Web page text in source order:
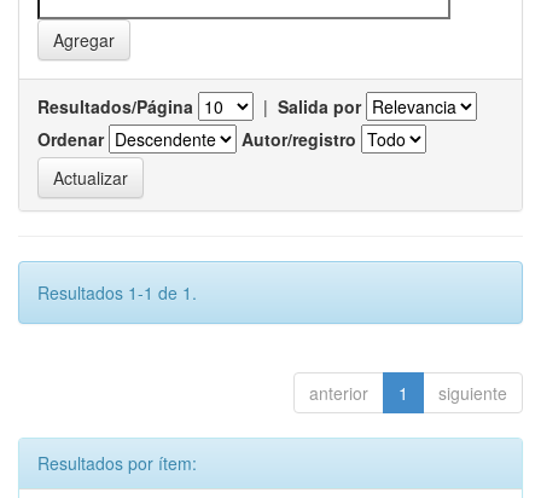
Resultados/Página | Salida por
Ordenar
Autor/registro
Resultados 1-1 de 1.
anterior 1 siguiente
Resultados por ítem: